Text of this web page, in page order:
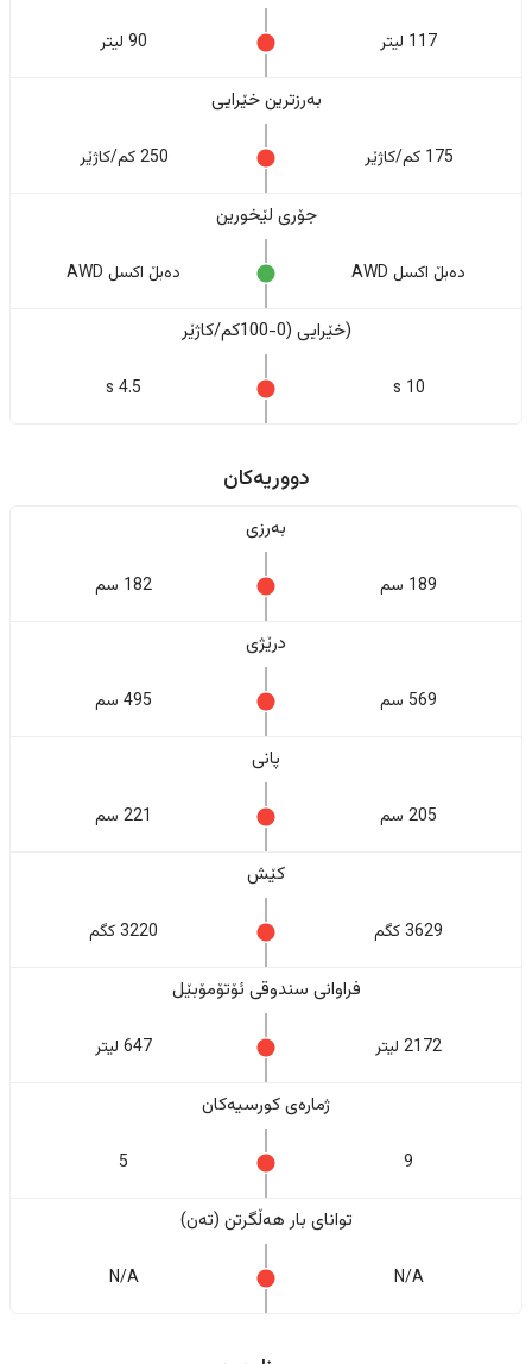
117 لیتر 90 لیتر
بەرزترین خێرایی
175 کم/کاژێر 250 کم/کاژێر
جۆری لێخورین
دەبڵ اکسل AWD دەبڵ اکسل AWD
(خێرایی (0-100کم/کاژێر
10 s
4.5 s
دووریەکان
بەرزی
189 سم 182 سم
درێژی
569 سم 495 سم
پانی
205 سم 221 سم
کێش
3629 کگم 3220 کگم
فراوانی سندوقی ئۆتۆمۆبێل
2172 لیتر 647 لیتر
ژمارەی کورسیەکان
9
5
تواناى بار هەڵگرتن (تەن)
N/A
N/A